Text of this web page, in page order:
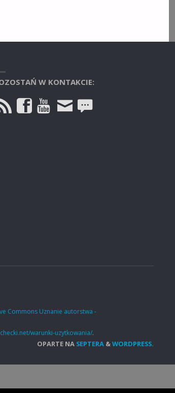
W KONTAKCIE:
Commons Uznanie autorstwa -
warunki-uzytkowania/.
OPARTE NA SEPTERA &WORDPRESS.